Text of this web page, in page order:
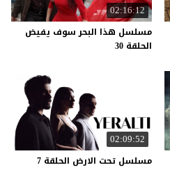
02:16:12
مسلسل هذا البحر سوف يفيض
الحلقة 30
02:09:52
مسلسل تحت الارض الحلقة 7